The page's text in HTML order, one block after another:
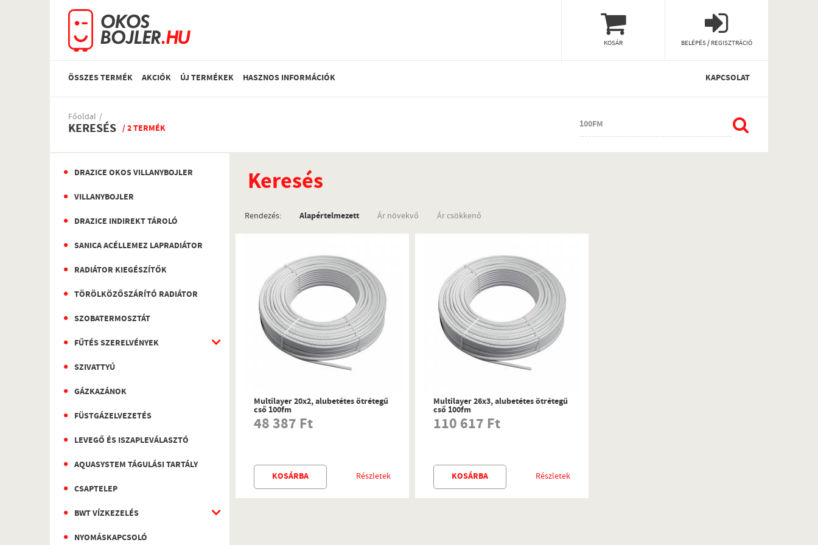
BELÉPÉS / REGISZTRÁCIÓ
KOSÁR
ÖSSZES TERMÉK AKCIÓK ÚJ TERMÉKEK HASZNOS INFORMÁCIÓK KAPCSOLAT
Főoldal
KERESÉS / 2 TERMÉK 100FM
Keresés
DRAZICE OKOS VILLANYBOJLER
VILLANYBOJLER
DRAZICE INDIREKT TÁROLÓ
SANICA ACÉLLEMEZ LAPRADIÁTOR
RADIÁTOR KIEGÉSZÍTŐK
TÖRÖLKÖZŐSZÁRÍTÓ RADIÁTOR
SZOBATERMOSZTÁT
FŰTÉS SZERELVÉNYEK
SZIVATTYÚ
GÁZKAZÁNOK
FÜSTGÁZELVEZETÉS
LEVEGŐ ÉS ISZAPLEVÁLASZTÓ
AQUASYSTEM TÁGULÁSI TARTÁLY
CSAPTELEP
BWT VÍZKEZELÉS
NYOMÁSKAPCSOLÓ
Rendezés: Alapértelmezett Ár növekvő Ár csökkenő
Multilayer 20x2, alubetétes ötrétegű
cső 100fm
48 387 Ft
Részletek
KOSÁRBA
Multilayer 26x3, alubetétes ötrétegű
cső 100fm
110 617 Ft
Részletek
KOSÁRBA